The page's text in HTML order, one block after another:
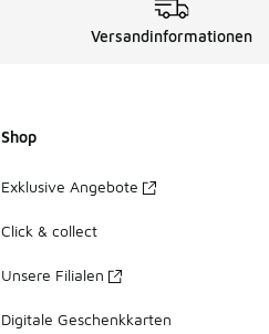
Versandinformationen
Shop
Exklusive Angebote
Click & collect
Unsere Filialen
Digitale Geschenkkarten